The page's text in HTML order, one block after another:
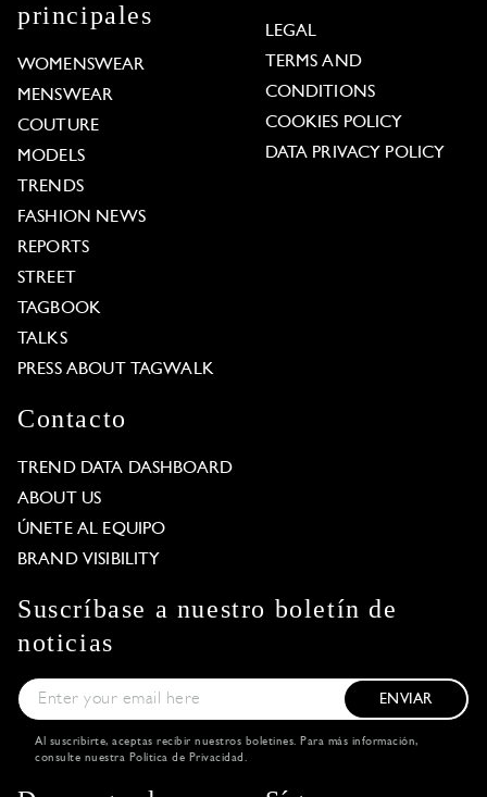
principales
WOMENSWEAR
MENSWEAR
COUTURE
MODELS
TRENDS
FASHION NEWS
REPORTS
STREET
TAGBOOK
TALKS
PRESS ABOUT TAGWALK
LEGAL
TERMS AND
CONDITIONS
COOKIES POLICY
DATA PRIVACY POLICY
Contacto
TREND DATA DASHBOARD
ABOUT US
ÚNETE AL EQUIPO
BRAND VISIBILITY
Suscríbase a nuestro boletín de
noticias
ENVIAR
Al suscribirte, aceptas recibir nuestros boletines. Para más información,
consulte nuestra Política de Privacidad.